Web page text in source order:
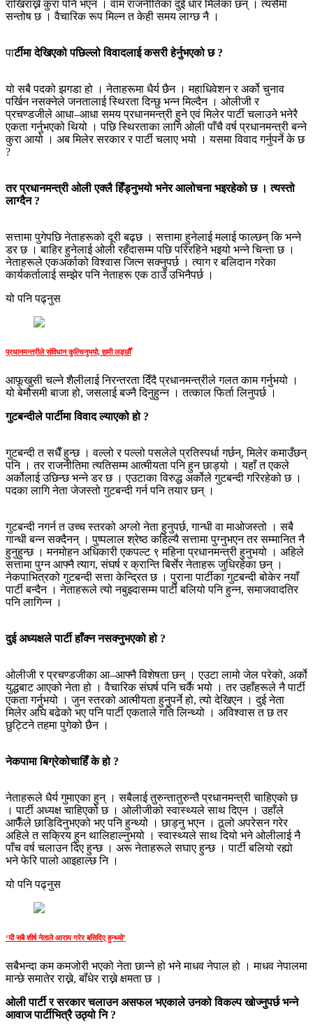
राखिराख्ने कुरा पनि भएन । वाम राजनीतिका दुई धार मिलेका छन् । त्यसैमा
सन्तोष छ । वैचारिक रूप मिल्न त केही समय लाग्छ नै ।
पार्टीमा देखिएको पछिल्लो विवादलाई कसरी हेर्नुभएको छ ?
यो सबै पदको झगडा हो । नेताहरूमा धैर्य छैन । महाधिवेशन र अर्को चुनाव
पर्खिन नसक्नेले जनतालाई स्थिरता दिन्छु भन्न मिल्दैन । ओलीजी र
प्रचण्डजीले आधा–आधा समय प्रधानमन्त्री हुने एवं मिलेर पार्टी चलाउने भनेरै
एकता गर्नुभएको थियो । पछि स्थिरताका लागि ओली पाँचै वर्ष प्रधानमन्त्री बन्ने
कुरा आयो । अब मिलेर सरकार र पार्टी चलाए भयो । यसमा विवाद गर्नुपर्ने के छ
?
तर प्रधानमन्त्री ओली एक्लै हिँड्नुभयो भनेर आलोचना भइरहेको छ । त्यस्तो
लाग्दैन ?
सत्तामा पुगेपछि नेताहरूको दूरी बढ्छ । सत्तामा हुनेलाई मलाई फाल्छन् कि भन्ने
डर छ । बाहिर हुनेलाई ओली रहँदासम्म पछि परिरहिने भइयो भन्ने चिन्ता छ ।
नेताहरूले एकअर्काको विश्वास जित्न सक्नुपर्छ । त्याग र बलिदान गरेका
कार्यकर्तालाई सम्झेर पनि नेताहरू एक ठाउँ उभिनैपर्छ ।
यो पनि पढ्नुस
प्रधानमन्त्रीले संविधान कुल्चिनुभयो, हामी लड्छौँ
आफूखुसी चल्ने शैलीलाई निरन्तरता दिँदै प्रधानमन्त्रीले गलत काम गर्नुभयो ।
यो बेमौसमी बाजा हो, जसलाई बज्नै दिनुहुन्न । तत्काल फिर्ता लिनुपर्छ ।
गुटबन्दीले पार्टीमा विवाद ल्याएको हो ?
गुटबन्दी त सधैँ हुन्छ । वल्लो र पल्लो पसलेले प्रतिस्पर्धा गर्छन्, मिलेर कमाउँछन्
पनि । तर राजनीतिमा त्यतिसम्म आत्मीयता पनि हुन छाड्यो । यहाँ त एकले
अर्कोलाई उछिन्छ भन्ने डर छ । एउटाका विरुद्ध अर्कोले गुटबन्दी गरिरहेको छ ।
पदका लागि नेता जेजस्तो गुटबन्दी गर्न पनि तयार छन् ।
गुटबन्दी नगर्न त उच्च स्तरको अग्लो नेता हुनुपर्छ, गान्धी वा माओजस्तो । सबै
गान्धी बन्न सक्दैनन् । पुष्पलाल श्रेष्ठ कहिल्यै सत्तामा पुग्नुभएन तर सम्मानित नै
हुनुहुन्छ । मनमोहन अधिकारी एकपल्ट ९ महिना प्रधानमन्त्री हुनुभयो । अहिले
सत्तामा पुग्न आफ्नै त्याग, संघर्ष र क्रान्ति बिर्सेर नेताहरू जुधिरहेका छन् ।
नेकपाभित्रको गुटबन्दी सत्ता केन्द्रित छ । पुराना पार्टीका गुटबन्दी बोकेर नयाँ
पार्टी बन्दैन । नेताहरूले त्यो नबुझ्दासम्म पार्टी बलियो पनि हुन्न, समाजवादतिर
पनि लागिन्न ।
दुई अध्यक्षले पार्टी हाँक्न नसक्नुभएको हो ?
ओलीजी र प्रचण्डजीका आ–आफ्नै विशेषता छन् । एउटा लामो जेल परेको, अर्को
युद्धबाट आएको नेता हो । वैचारिक संघर्ष पनि चर्कै भयो । तर उहाँहरूले नै पार्टी
एकता गर्नुभयो । जुन स्तरको आत्मीयता हुनुपर्ने हो, त्यो देखिएन । दुई नेता
मिलेर अघि बढेको भए पनि पार्टी एकताले गति लिन्थ्यो । अविश्वास त छ तर
छुट्टिने तहमा पुगेको छैन ।
नेकपामा बिग्रेकोचाहिँ के हो ?
नेताहरूले धैर्य गुमाएका हुन् । सबैलाई तुरुन्तातुरुन्तै प्रधानमन्त्री चाहिएको छ
। पार्टी अध्यक्ष चाहिएको छ । ओलीजीको स्वास्थ्यले साथ दिएन । उहाँले
आफैँले छाडिदिनुभएको भए पनि हुन्थ्यो । छाड्नु भएन । ठूलो अपरेसन गरेर
अहिले त सक्रिय हुन थालिहाल्नुभयो । स्वास्थ्यले साथ दियो भने ओलीलाई नै
पाँच वर्ष चलाउन दिए हुन्छ । अरू नेताहरूले सघाए हुन्छ । पार्टी बलियो रह्यो
भने फेरि पालो आइहाल्छ नि ।
यो पनि पढ्नुस
‘यी सबै शीर्ष नेताले आराम गरेर बसिदिए हुन्थ्यो’
सबैभन्दा कम कमजोरी भएको नेता छान्ने हो भने माधव नेपाल हो । माधव नेपालमा
मान्छे समातेर राख्ने, बाँधेर राख्ने क्षमता छ ।
ओली पार्टी र सरकार चलाउन असफल भएकाले उनको विकल्प खोज्नुपर्छ भन्ने
आवाज पार्टीभित्रै उठ्यो नि ?